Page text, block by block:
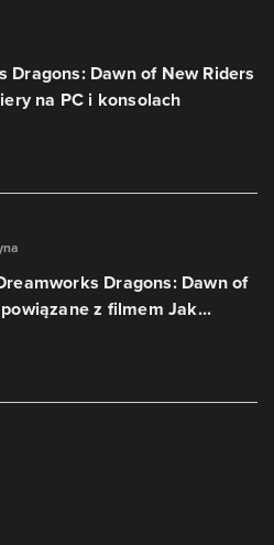
Dragons: Dawn of New Riders
na PC i konsolach
Dragons: Dawn of
z filmem Jak...